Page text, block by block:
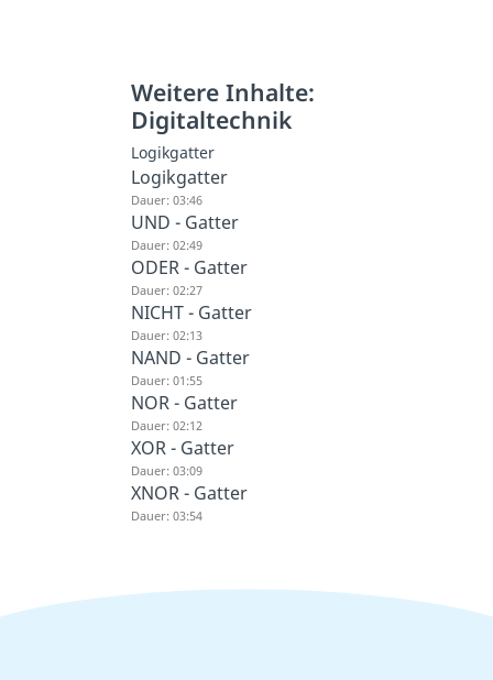
Weitere Inhalte:
Digitaltechnik
Logikgatter
Logikgatter
Dauer: 03:46
UND - Gatter
Dauer: 02:49
ODER - Gatter
Dauer: 02:27
NICHT - Gatter
Dauer: 02:13
NAND - Gatter
Dauer: 01:55
NOR - Gatter
Dauer: 02:12
XOR - Gatter
Dauer: 03:09
XNOR - Gatter
Dauer: 03:54